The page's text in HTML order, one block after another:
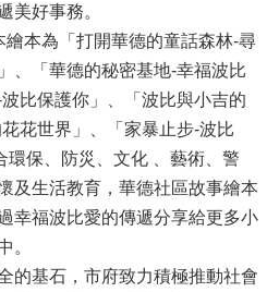
美好事務。
本為「打開華德的童話森林-尋
、「華德的秘密基地-幸福波比
比保護你」、「波比與小吉的
花世界」、「家暴止步-波比
環保、防災、文化 、藝術、警
及生活教育，華德社區故事繪本
幸福波比愛的傳遞分享給更多小
。
的基石，市府致力積極推動社會